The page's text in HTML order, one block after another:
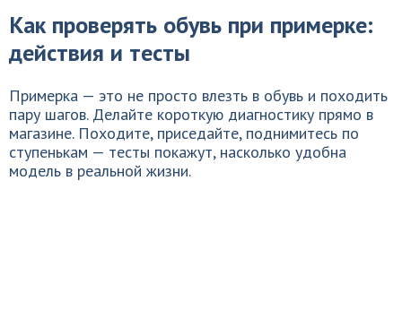
Как проверять обувь при примерке:
действия и тесты
Примерка — это не просто влезть в обувь и походить
пару шагов. Делайте короткую диагностику прямо в
магазине. Походите, приседайте, поднимитесь по
ступенькам — тесты покажут, насколько удобна
модель в реальной жизни.